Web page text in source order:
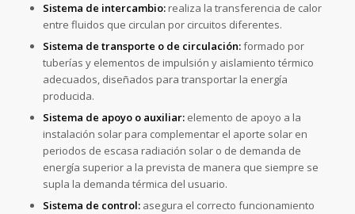
Sistema de intercambio: realiza la transferencia de calor
entre fluidos que circulan por circuitos diferentes.
Sistema de transporte o de circulación:formado por
tuberías y elementos de impulsión y aislamiento térmico
adecuados, diseñados para transportar la energía
producida.
Sistema de apoyo o auxiliar: elemento de apoyo a la
instalación solar para complementar el aporte solar en
periodos de escasa radiación solar o de demanda de
energía superior a la prevista de manera que siempre se
supla la demanda térmica del usuario.
Sistema de control: asegura el correcto funcionamiento